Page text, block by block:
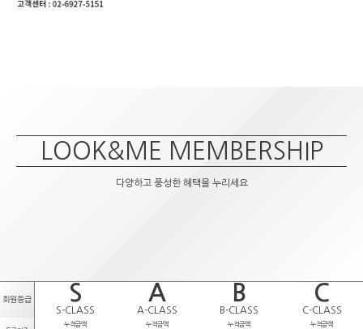
LOOK&ME MEMBERSHIP
다양하고 풍성한 혜택을 누리세요
회원등급 S A B C
S-CLASS A-CLASS B-CLASS C-CLASS
누적금액 누적금액 누적금액 누적금액